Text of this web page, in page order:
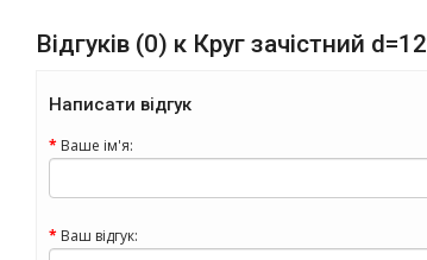
Відгуків (0) к Круг зачiстний
Написати відгук
Ваше ім'я:
Ваш відгук: